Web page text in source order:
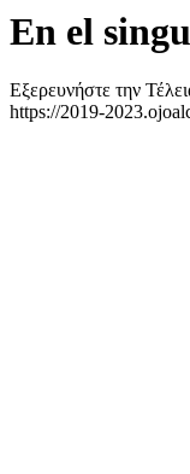
En el
Εξερευνήστε την
https://2019-